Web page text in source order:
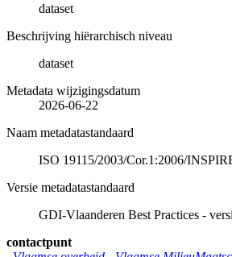
dataset
Beschrijving hiërarchisch niveau
dataset
Metadata wijzigingsdatum
2026-06-22
Naam metadatastandaard
ISO 19115/2003/Cor.1:2006/
Versie metadatastandaard
GDI-Vlaanderen Best Practices -
contactpunt